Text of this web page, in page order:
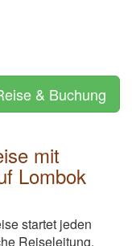
& Buchung
mit
Lombok
startet jeden
Reiseleitung.